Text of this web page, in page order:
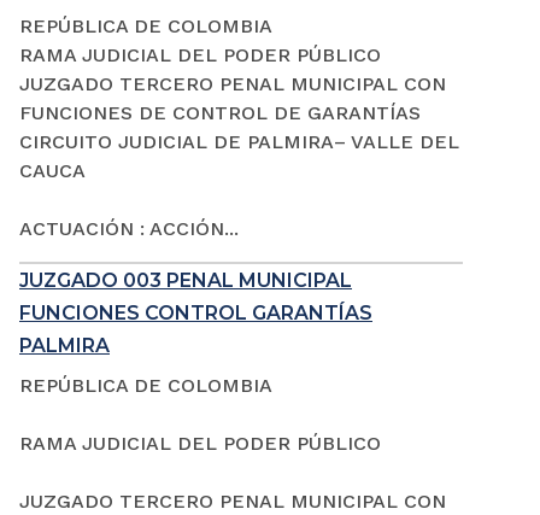
REPÚBLICA DE COLOMBIA
RAMA JUDICIAL DEL PODER PÚBLICO
JUZGADO TERCERO PENAL MUNICIPAL CON
FUNCIONES DE CONTROL DE GARANTÍAS
CIRCUITO JUDICIAL DE PALMIRA– VALLE DEL
CAUCA
ACTUACIÓN : ACCIÓN...
JUZGADO 003 PENAL MUNICIPAL
FUNCIONES CONTROL GARANTÍAS
PALMIRA
REPÚBLICA DE COLOMBIA
RAMA JUDICIAL DEL PODER PÚBLICO
JUZGADO TERCERO PENAL MUNICIPAL CON